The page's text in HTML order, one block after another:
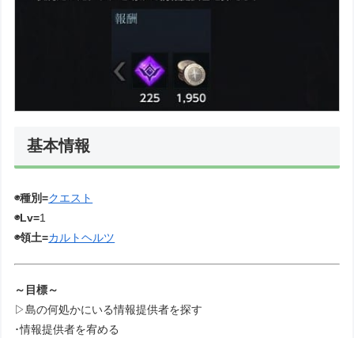
基本情報
◉種別=クエスト
◉Lv=1
◉領土=カルトヘルツ
～目標～
▷島の何処かにいる情報提供者を探す
･情報提供者を宥める